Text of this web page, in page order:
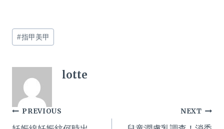
Post
Tags:
#指甲美甲
lotte
Post
PREVIOUS NEXT